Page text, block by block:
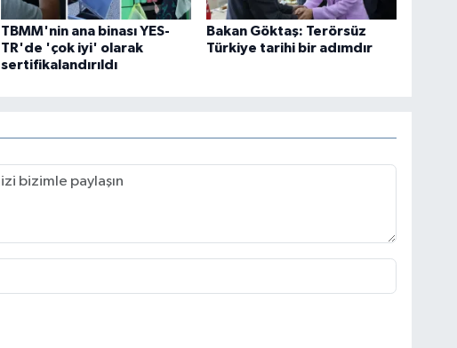
TBMM'nin ana binası YES-
TR'de 'çok iyi' olarak
sertifikalandırıldı
Bakan Göktaş: Terörsüz
Türkiye tarihi bir adımdır